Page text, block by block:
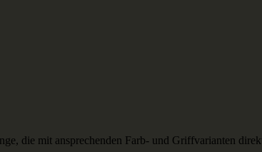
die mit ansprechenden Farb- und Griffvarianten